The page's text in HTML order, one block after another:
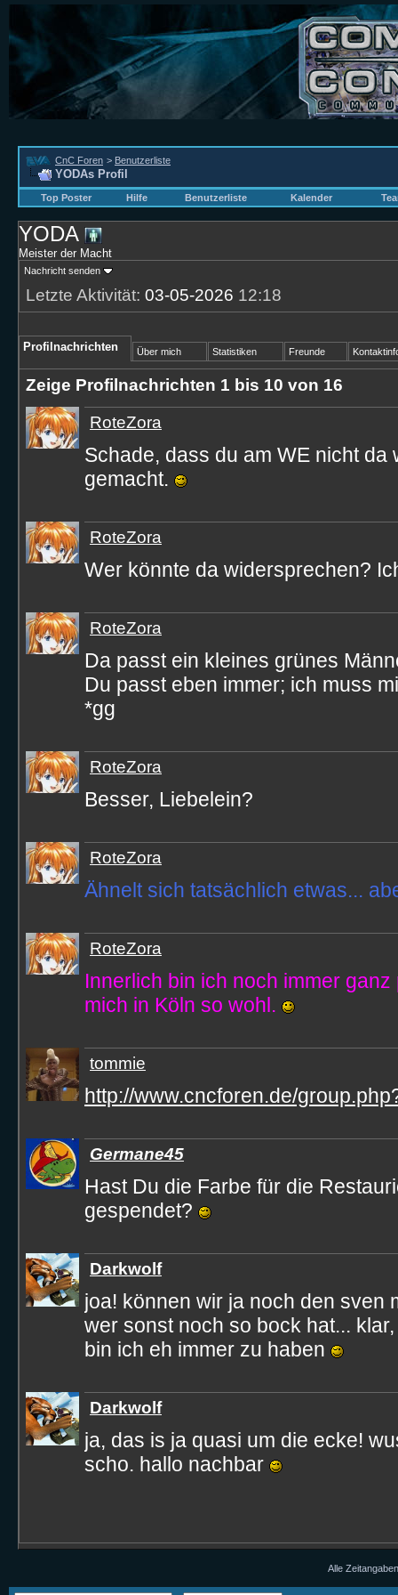
CnC Foren > Benutzerliste
YODAs Profil
Top Poster Hilfe Benutzerliste Kalender
YODA
Meister der Macht
Nachricht senden
Letzte Aktivität: 03-05-2026 12:18
Profilnachrichten Über mich Statistiken Freunde
Zeige Profilnachrichten 1 bis 10 von 16
RoteZora
Schade, dass du am WE nicht da
gemacht.
RoteZora
Wer könnte da widersprechen?
RoteZora
Da passt ein kleines grünes
Du passt eben immer; ich muss
*gg
RoteZora
Besser, Liebelein?
RoteZora
Ähnelt sich tatsächlich etwas...
RoteZora
Innerlich bin ich noch immer
mich in Köln so wohl.
tommie
http://www.cncforen.de/
Germane45
Hast Du die Farbe für die
gespendet?
Darkwolf
joa! können wir ja noch den sven
wer sonst noch so bock hat...
bin ich eh immer zu haben
Darkwolf
ja, das is ja quasi um die ecke!
scho. hallo nachbar
Alle